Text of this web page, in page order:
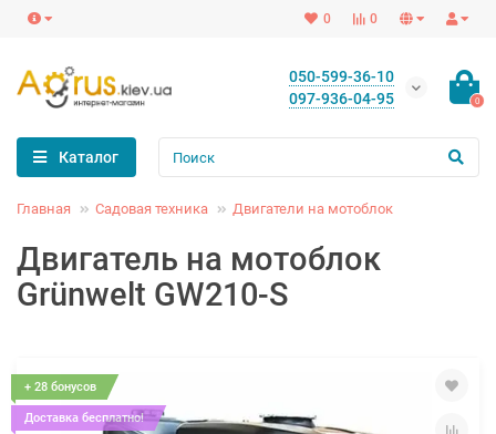
0
0
050-599-36-10
097-936-04-95
0
Каталог
Главная Садовая техника Двигатели на мотоблок
Двигатель на мотоблок
Grünwelt GW210-S
+ 28 бонусов
Доставка бесплатно!